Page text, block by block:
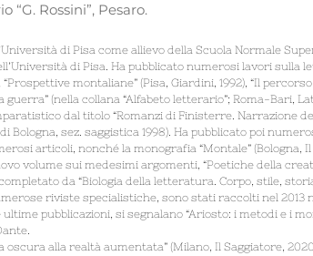
“G. Rossini”, Pesaro.
di Pisa come allievo della Scuola Normale
di Pisa. Ha pubblicato numerosi lavori sulla
montaliane” (Pisa, Giardini, 1992), “Il
guerra” (nella collana “Alfabeto letterario”; Roma-Bari,
dal titolo “Romanzi di Finisterre. Narrazione
Bologna, sez. saggistica 1998). Ha pubblicato poi
articoli, nonché la monografia “Montale” (Bologna, Il
volume sui medesimi argomenti, “Poetiche della
da “Biologia della letteratura. Corpo, stile,
riviste specialistiche, sono stati raccolti nel 2013
pubblicazioni, si segnalano “Ariosto: i metodi e i
alla realtà aumentata” (Milano, Il Saggiatore,